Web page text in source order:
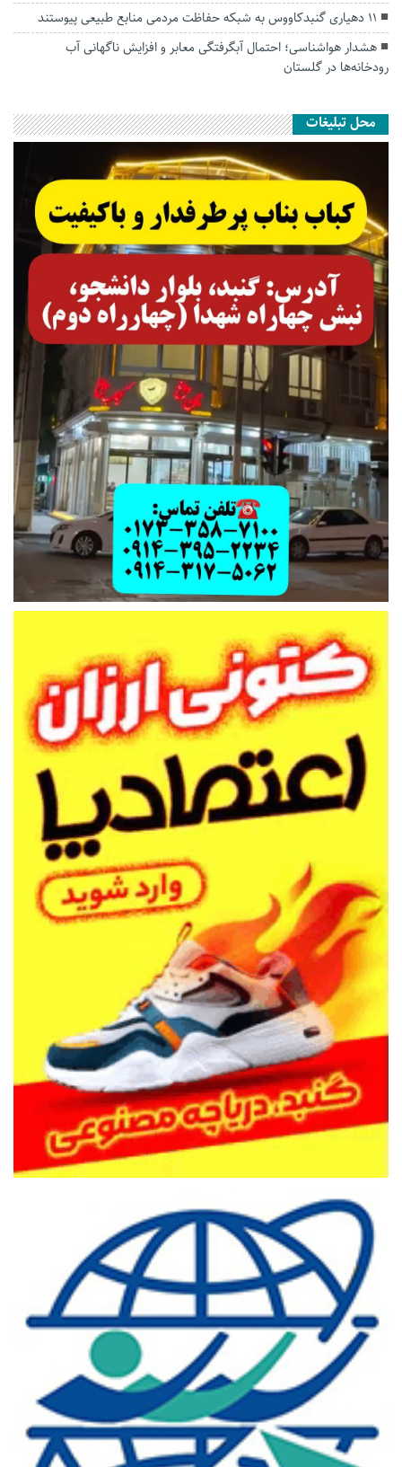
۱۱ دهیاری گنبدکاووس به شبکه حفاظت مردمی منابع طبیعی پیوستند
هشدار هواشناسی؛ احتمال آبگرفتگی معابر و افزایش ناگهانی آب
رودخانه‌ها در گلستان
محل تبلیغات